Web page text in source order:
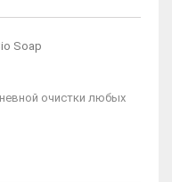
очистки любых